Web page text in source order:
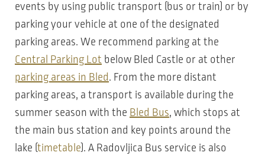
events by using public transport (bus or train) or by
parking your vehicle at one of the designated
parking areas. We recommend parking at the
Central Parking Lot below Bled Castle or at other
parking areas in Bled . From the more distant
parking areas, a transport is available during the
summer season with the Bled Bus, which stops at
the main bus station and key points around the
lake (timetable). A Radovljica Bus service is also